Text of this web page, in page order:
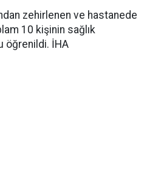
zehirlenen ve hastanede
10 kişinin sağlık
öğrenildi. İHA